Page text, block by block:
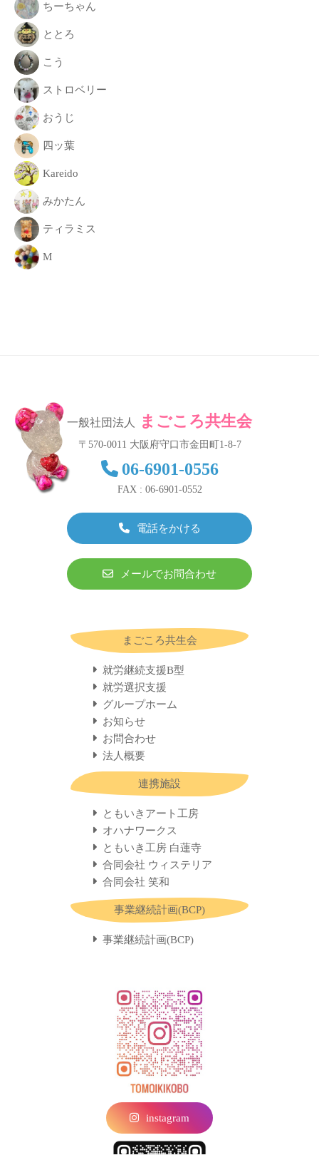
ちーちゃん
ととろ
こう
ストロベリー
おうじ
四ッ葉
Kareido
みかたん
ティラミス
M
一般社団法人 まごころ共生会
〒570-0011 大阪府守口市金田町1-8-7
06-6901-0556
FAX : 06-6901-0552
電話をかける
メールでお問合わせ
まごころ共生会
就労継続支援B型
就労選択支援
グループホーム
お知らせ
お問合わせ
法人概要
連携施設
ともいきアート工房
オハナワークス
ともいき工房 白蓮寺
合同会社 ウィステリア
合同会社 笑和
事業継続計画(BCP)
事業継続計画(BCP)
instagram